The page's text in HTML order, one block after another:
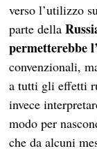
verso l’utilizzo
parte della
permetterebbe
convenzionali,
a tutti gli effetti
invece
modo per
che da alcuni